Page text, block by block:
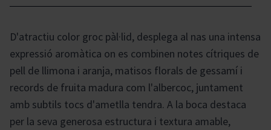
D'atractiu color groc pàl·lid, desplega al nas una intensa
expressió aromàtica on es combinen notes cítriques de
pell de llimona i aranja, matisos florals de gessamí i
records de fruita madura com l'albercoc, juntament
amb subtils tocs d'ametlla tendra. A la boca destaca
per la seva generosa estructura i textura amable,